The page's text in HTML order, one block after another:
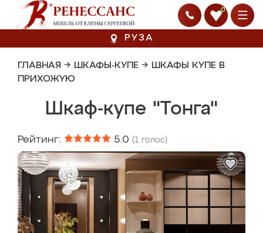
0
РУЗА
ГЛАВНАЯ → ШКАФЫ-КУПЕ → ШКАФЫ КУПЕ В
ПРИХОЖУЮ
Шкаф-купе "Тонга"
Рейтинг: 5.0 (1 голос)